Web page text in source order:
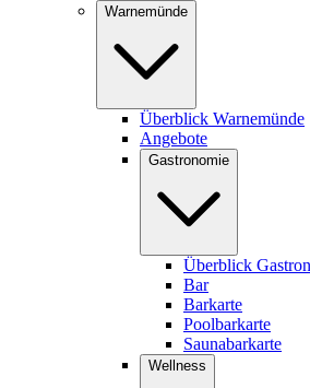
Warnemünde
Überblick Warnemünde
Angebote
Gastronomie
Überblick
Bar
Barkarte
Poolbarkarte
Saunabarkarte
Wellness